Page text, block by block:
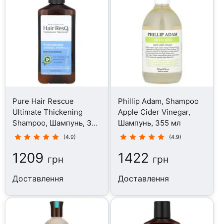
Pure Hair Rescue
Ultimate Thickening
Shampoo, Шампунь, 355
мл
(4.9)
1209 грн
Доставлення
Phillip Adam, Shampoo
Apple Cider Vinegar,
Шампунь, 355 мл
(4.9)
1422 грн
Доставлення